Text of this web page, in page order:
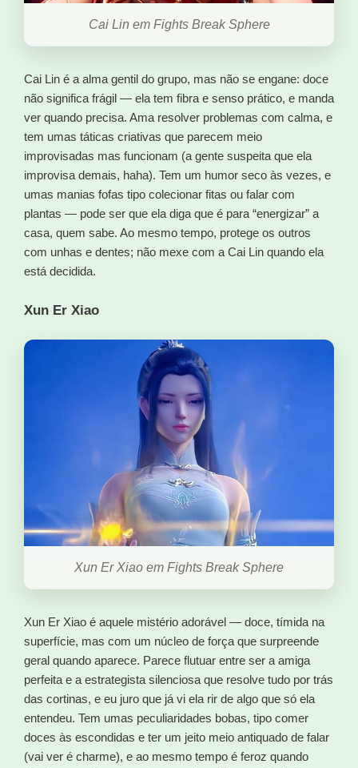
Cai Lin em Fights Break Sphere
Cai Lin é a alma gentil do grupo, mas não se engane: doce
não significa frágil — ela tem fibra e senso prático, e manda
ver quando precisa. Ama resolver problemas com calma, e
tem umas táticas criativas que parecem meio
improvisadas mas funcionam (a gente suspeita que ela
improvisa demais, haha). Tem um humor seco às vezes, e
umas manias fofas tipo colecionar fitas ou falar com
plantas — pode ser que ela diga que é para “energizar” a
casa, quem sabe. Ao mesmo tempo, protege os outros
com unhas e dentes; não mexe com a Cai Lin quando ela
está decidida.
Xun Er Xiao
Xun Er Xiao em Fights Break Sphere
Xun Er Xiao é aquele mistério adorável — doce, tímida na
superfície, mas com um núcleo de força que surpreende
geral quando aparece. Parece flutuar entre ser a amiga
perfeita e a estrategista silenciosa que resolve tudo por trás
das cortinas, e eu juro que já vi ela rir de algo que só ela
entendeu. Tem umas peculiaridades bobas, tipo comer
doces às escondidas e ter um jeito meio antiquado de falar
(vai ver é charme), e ao mesmo tempo é feroz quando